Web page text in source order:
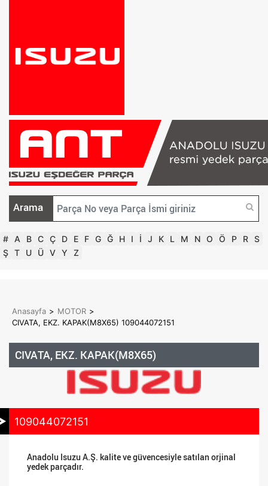
Arama
# A B C Ç D E F G Ğ H I İ J K L M N O Ö P R S
Ş T U Ü V Y Z
Anasayfa > MOTOR >
CIVATA, EKZ. KAPAK(M8X65) 109044072151
CIVATA, EKZ. KAPAK(M8X65)
109044072151
Anadolu Isuzu A.Ş. kalite ve güvencesiyle satılan orjinal
yedek parçadır.